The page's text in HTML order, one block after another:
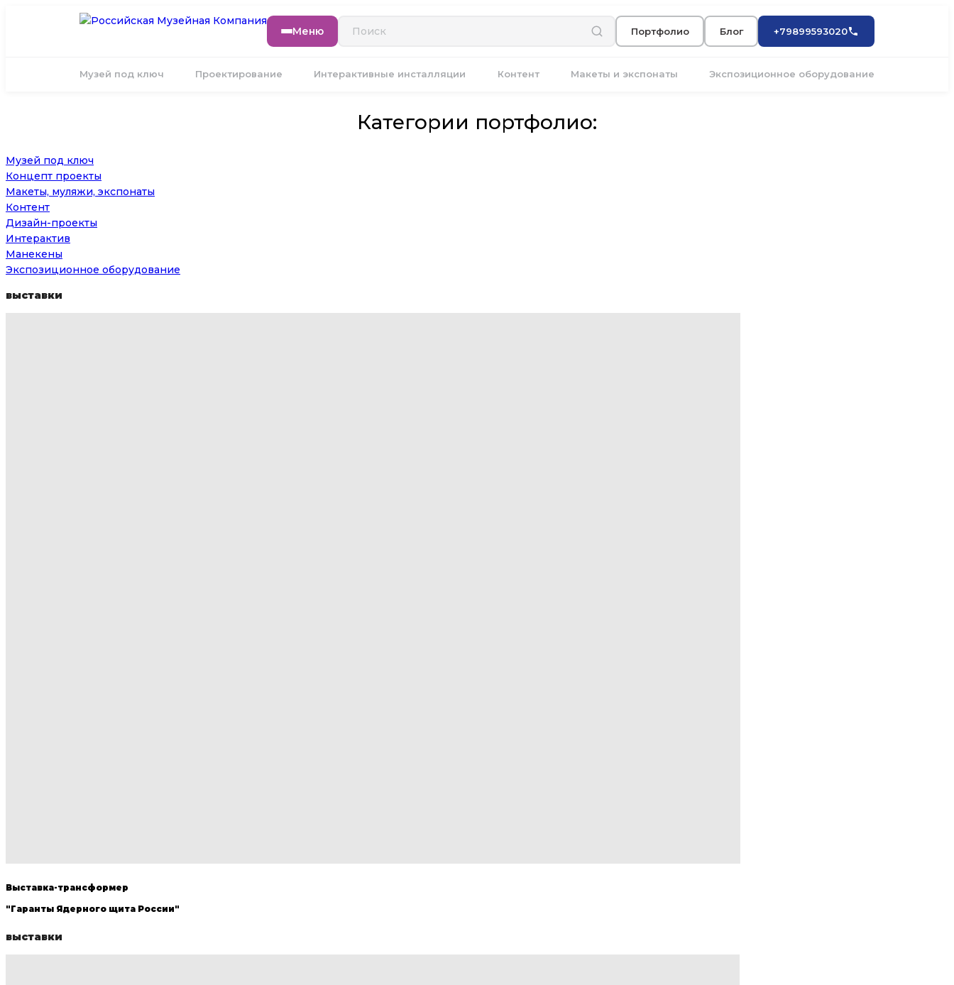
Меню Портфолио Блог +79899593020
Музей под ключ Проектирование Интерактивные инсталляции Контент Макеты и экспонаты Экспозиционное оборудование
Категории портфолио:
Музей под ключ
Концепт проекты
Макеты, муляжи, экспонаты
Контент
Дизайн-проекты
Интерактив
Манекены
Экспозиционное оборудование
выставки
Выставка-трансформер
"Гаранты Ядерного щита России"
выставки